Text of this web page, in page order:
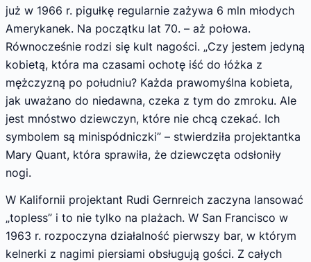
już w 1966 r. pigułkę regularnie zażywa 6 mln młodych
Amerykanek. Na początku lat 70. – aż połowa.
Równocześnie rodzi się kult nagości. „Czy jestem jedyną
kobietą, która ma czasami ochotę iść do łóżka z
mężczyzną po południu? Każda prawomyślna kobieta,
jak uważano do niedawna, czeka z tym do zmroku. Ale
jest mnóstwo dziewczyn, które nie chcą czekać. Ich
symbolem są minispódniczki” – stwierdziła projektantka
Mary Quant, która sprawiła, że dziewczęta odsłoniły
nogi.
W Kalifornii projektant Rudi Gernreich zaczyna lansować
„topless” i to nie tylko na plażach. W San Francisco w
1963 r. rozpoczyna działalność pierwszy bar, w którym
kelnerki z nagimi piersiami obsługują gości. Z całych